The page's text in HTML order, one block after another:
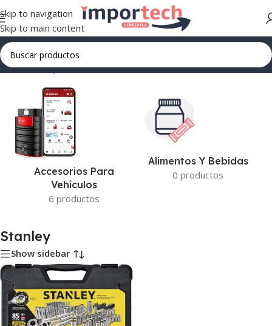
Skip to navigation
Skip to main content
Inicio/Stanley
Accesorios Para
Vehículos
6 productos
Alimentos Y Bebidas
0 productos
Stanley
Show sidebar